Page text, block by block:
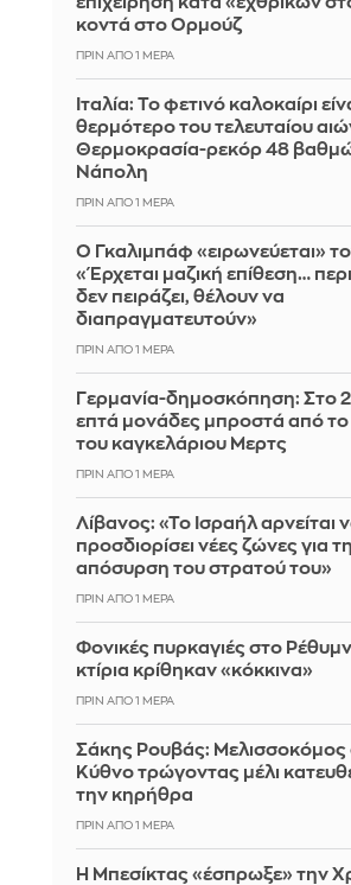
κοντά στο Ορμούζ
ΠΡΙΝ ΑΠΌ 1 ΜΈΡΑ
Ιταλία: To φετινό καλοκαίρι
θερμότερο του τελευταίου
Θερμοκρασία-ρεκόρ 48
Νάπολη
ΠΡΙΝ ΑΠΌ 1 ΜΈΡΑ
Ο Γκαλιμπάφ «ειρωνεύεται»
«Έρχεται μαζική επίθεση…
δεν πειράζει, θέλουν να
διαπραγματευτούν»
ΠΡΙΝ ΑΠΌ 1 ΜΈΡΑ
Γερμανία-δημοσκόπηση: Στο
επτά μονάδες μπροστά από το
του καγκελάριου Μερτς
ΠΡΙΝ ΑΠΌ 1 ΜΈΡΑ
Λίβανος: «Το Ισραήλ αρνείται
προσδιορίσει νέες ζώνες για
απόσυρση του στρατού του»
ΠΡΙΝ ΑΠΌ 1 ΜΈΡΑ
Φονικές πυρκαγιές στο
κτίρια κρίθηκαν «κόκκινα»
ΠΡΙΝ ΑΠΌ 1 ΜΈΡΑ
Σάκης Ρουβάς: Μελισσοκόμος
Κύθνο τρώγοντας μέλι
την κηρήθρα
ΠΡΙΝ ΑΠΌ 1 ΜΈΡΑ
Η Μπεσίκτας «έσπρωξε» την